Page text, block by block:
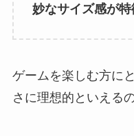
妙なサイズ感が特
ゲームを楽しむ方に
さに理想的といえる